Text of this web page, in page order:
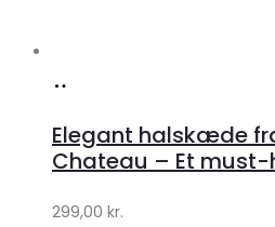
Klædeskabet.dk
Elegant halskæde
Chateau – Et
299,00 kr.